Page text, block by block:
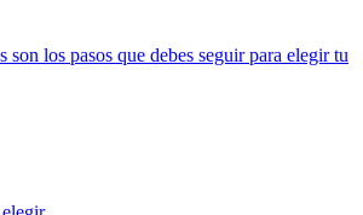
son los pasos que debes seguir para elegir tu